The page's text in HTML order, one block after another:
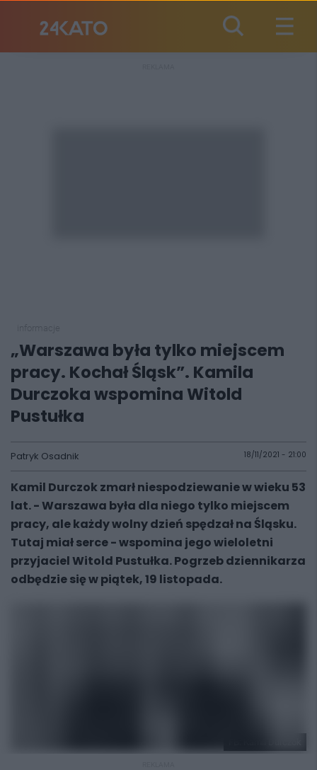
„Warszawa była tylko miejscem
pracy. Kochał Śląsk”. Kamila
Durczoka wspomina Witold
Pustułka
Patryk Osadnik 18/11/2021 - 21:00
Kamil Durczok zmarł niespodziewanie w wieku 53
lat. - Warszawa była dla niego tylko miejscem
pracy, ale każdy wolny dzień spędzał na Śląsku.
Tutaj miał serce - wspomina jego wieloletni
przyjaciel Witold Pustułka. Pogrzeb dziennikarza
odbędzie się w piątek, 19 listopada.